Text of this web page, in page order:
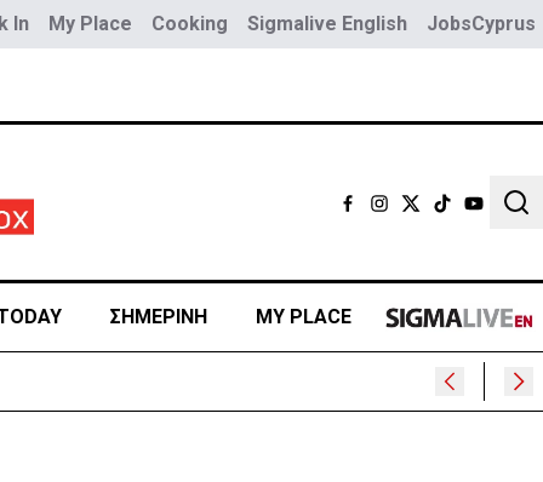
In My Place Cooking Sigmalive English JobsCyprus
ΣΗΜΕΡΙΝΗ MY PLACE